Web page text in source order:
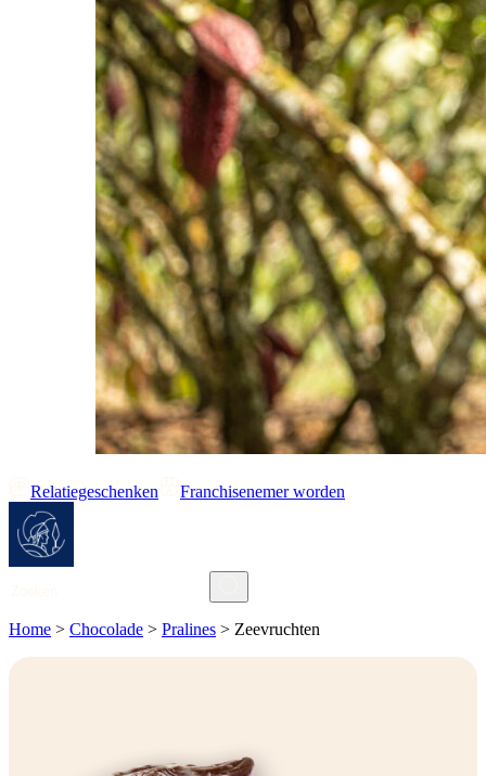
Relatiegeschenken Franchisenemer worden
Home > Chocolade > Pralines > Zeevruchten